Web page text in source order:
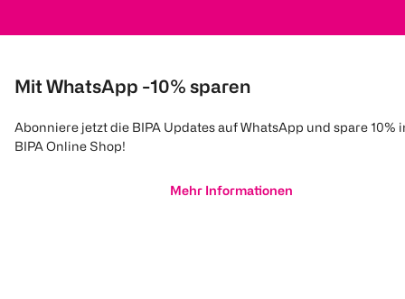
Mit WhatsApp -10% sparen
Abonniere jetzt die BIPA Updates auf WhatsApp und spare 10%
BIPA Online Shop!
Mehr Informationen